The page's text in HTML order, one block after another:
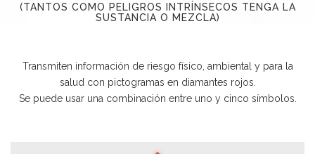
(TANTOS COMO PELIGROS INTRÍNSECOS TENGA LA
SUSTANCIA O MEZCLA)
Transmiten información de riesgo físico, ambiental y para la
salud con pictogramas en diamantes rojos.
Se puede usar una combinación entre uno y cinco símbolos.